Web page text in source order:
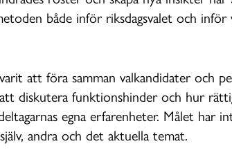
både inför riksdagsvalet och inför
att föra samman valkandidater och
diskutera funktionshinder och hur
egna erfarenheter. Målet har
andra och det aktuella temat.